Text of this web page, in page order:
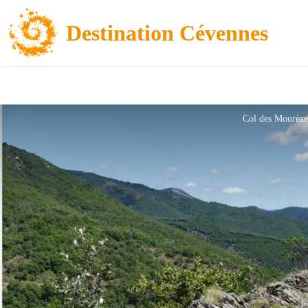
Destination Cévennes
Col des